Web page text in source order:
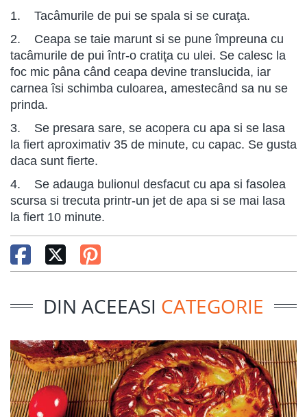
1. Tacâmurile de pui se spala si se curaţa.
2. Ceapa se taie marunt si se pune împreuna cu
tacâmurile de pui într-o cratiţa cu ulei. Se calesc la
foc mic pâna când ceapa devine translucida, iar
carnea îsi schimba culoarea, amestecând sa nu se
prinda.
3. Se presara sare, se acopera cu apa si se lasa
la fiert aproximativ 35 de minute, cu capac. Se gusta
daca sunt fierte.
4. Se adauga bulionul desfacut cu apa si fasolea
scursa si trecuta printr-un jet de apa si se mai lasa
la fiert 10 minute.
DIN ACEEASI CATEGORIE